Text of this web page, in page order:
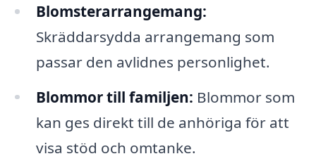
Blomsterarrangemang:
Skräddarsydda arrangemang som
passar den avlidnes personlighet.
Blommor till familjen: Blommor som
kan ges direkt till de anhöriga för att
visa stöd och omtanke.